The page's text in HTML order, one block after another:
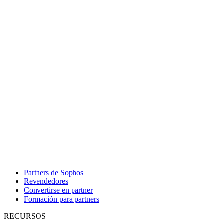
Partners de Sophos
Revendedores
Convertirse en partner
Formación para partners
RECURSOS